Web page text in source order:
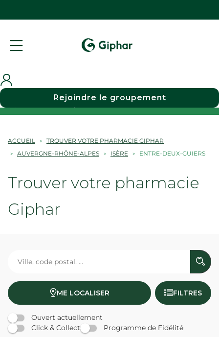
Choisir une pharmacie
Rejoindre le groupement
ACCUEIL
TROUVER VOTRE PHARMACIE GIPHAR
AUVERGNE-RHÔNE-ALPES
ISÈRE ENTRE-DEUX-GUIERS
Trouver votre pharmacie
Giphar
ME LOCALISER FILTRES
Ouvert actuellement
Click & Collect
Programme de Fidélité